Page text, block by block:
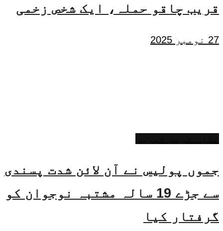
قریب چاقو حملہ، ایک شخص زخمی
27 نومبر 2025
جموں پولیس نے آن لائن شدت پسندی
سے جڑے 19 سالہ مشتبہ نوجوان کو
گرفتار کیا